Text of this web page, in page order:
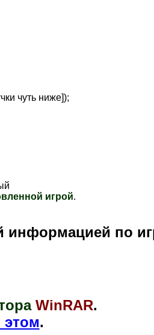
чуть ниже]);
игрой.
информацией по
WinRAR.
.